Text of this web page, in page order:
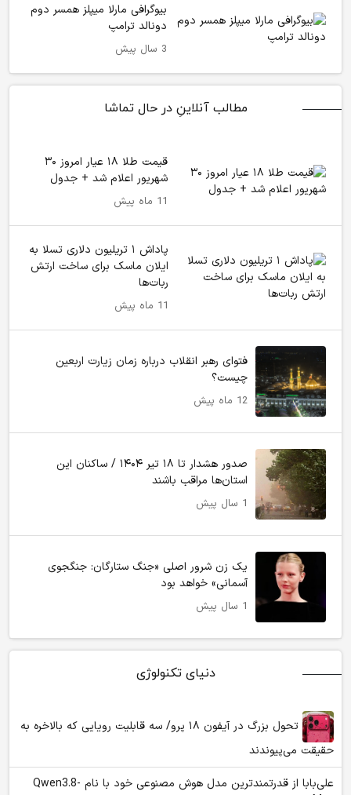
بیوگرافی مارلا میپلز همسر دوم
دونالد ترامپ
3 سال پیش
مطالب آنلاینِ در حال تماشا
قیمت طلا ۱۸ عیار امروز ۳۰
شهریور اعلام شد + جدول
11 ماه پیش
پاداش ۱ تریلیون دلاری تسلا به
ایلان ماسک برای ساخت ارتش
ربات‌ها
11 ماه پیش
فتوای رهبر انقلاب درباره زمان زیارت اربعین
چیست؟
12 ماه پیش
صدور هشدار تا ۱۸ تیر ۱۴۰۴ / ساکنان این
استان‌ها مراقب باشند
1 سال پیش
یک زن شرور اصلی «جنگ ستارگان: جنگجوی
آسمانی» خواهد بود
1 سال پیش
دنیای تکنولوژی
تحول بزرگ در آیفون ۱۸ پرو/ سه قابلیت رویایی که بالاخره به
حقیقت می‌پیوندند
علی‌بابا از قدرتمندترین مدل هوش مصنوعی خود با نام Qwen3.8-